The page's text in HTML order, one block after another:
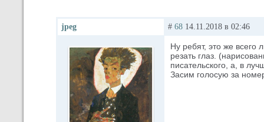
jpeg # 68 14.11.2018 в 02:46
Ну ребят, это же всего
резать глаз.
писательского, а, в
Засим голосую за